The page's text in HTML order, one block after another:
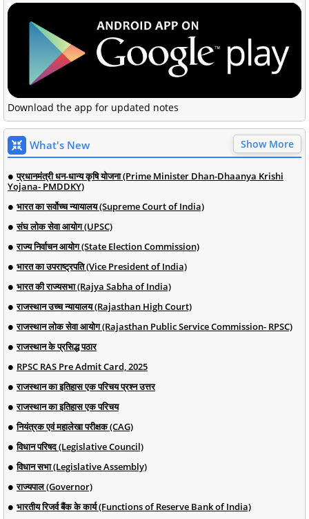
Download the app for updated notes
What's New Show More
प्रधानमंत्री धन-धान्य कृषि योजना (Prime Minister Dhan-Dhaanya Krishi
Yojana- PMDDKY)
भारत का सर्वोच्च न्यायालय (Supreme Court of India)
संघ लोक सेवा आयोग (UPSC)
राज्य निर्वाचन आयोग (State Election Commission)
भारत का उपराष्ट्रपति (Vice President of India)
भारत की राज्यसभा (Rajya Sabha of India)
राजस्थान उच्च न्यायालय (Rajasthan High Court)
राजस्थान लोक सेवा आयोग (Rajasthan Public Service Commission- RPSC)
राजस्थान के प्रसिद्ध पठार
RPSC RAS Pre Admit Card, 2025
राजस्थान का इतिहास एक परिचय प्रश्न उत्तर
राजस्थान का इतिहास एक परिचय
नियंत्रक एवं महालेखा परीक्षक (CAG)
विधान परिषद (Legislative Council)
विधान सभा (Legislative Assembly)
राज्यपाल (Governor)
भारतीय रिजर्व बैंक के कार्य (Functions of Reserve Bank of India)